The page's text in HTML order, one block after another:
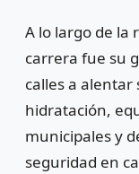
A lo largo de la
carrera fue su
calles a alentar
hidratación,
municipales y
seguridad en